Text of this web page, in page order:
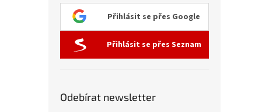
Přihlásit se přes Google
Přihlásit se přes Seznam
Odebírat newsletter